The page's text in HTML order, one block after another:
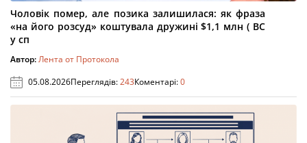
Чоловік помер, але позика залишилася: як фраза
«на його розсуд» коштувала дружині $1,1 млн ( ВС
у сп
Автор:Лента от Протокола
05.08.2026Переглядів:243Коментарі:0